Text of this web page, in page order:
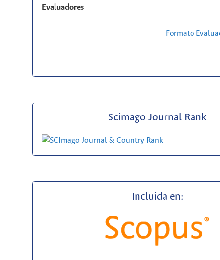
Evaluadores
Formato
Scimago Journal Rank
Incluida en: